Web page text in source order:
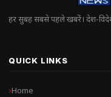
हर सुबह सबसे पहले खबरें। देश-
QUICK LINKS
Home